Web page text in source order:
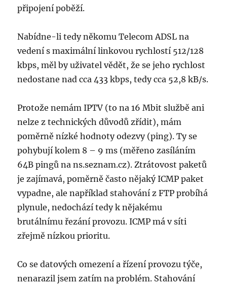
připojení poběží.
Nabídne-li tedy někomu Telecom ADSL na
vedení s maximální linkovou rychlostí 512/128
kbps, měl by uživatel vědět, že se jeho rychlost
nedostane nad cca 433 kbps, tedy cca 52,8 kB/s.
Protože nemám IPTV (to na 16 Mbit službě ani
nelze z technických důvodů zřídit), mám
poměrně nízké hodnoty odezvy (ping). Ty se
pohybují kolem 8 – 9 ms (měřeno zasíláním
64B pingů na ns.seznam.cz). Ztrátovost paketů
je zajímavá, poměrně často nějaký ICMP paket
vypadne, ale například stahování z FTP probíhá
plynule, nedochází tedy k nějakému
brutálnímu řezání provozu. ICMP má v síti
zřejmě nízkou prioritu.
Co se datových omezení a řízení provozu týče,
nenarazil jsem zatím na problém. Stahování